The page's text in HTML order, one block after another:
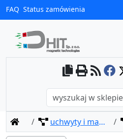
FAQ Status zamówienia
home uchwyty i magnesy do poszukiwań